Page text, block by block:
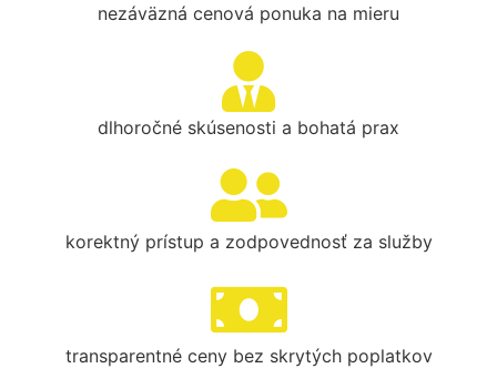
nezáväzná cenová ponuka na mieru
dlhoročné skúsenosti a bohatá prax
korektný prístup a zodpovednosť za služby
transparentné ceny bez skrytých poplatkov